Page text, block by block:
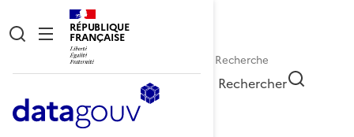
RÉPUBLIQUE
FRANÇAISE
Rechercher